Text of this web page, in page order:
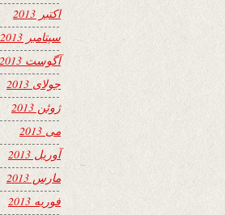
اکتبر 2013
سپتامبر 2013
آگوست 2013
جولای 2013
ژوئن 2013
می 2013
آوریل 2013
مارس 2013
فوریه 2013